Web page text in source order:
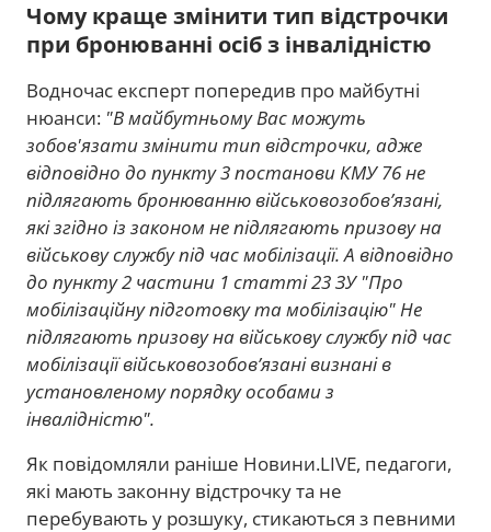
Чому краще змінити тип відстрочки
при бронюванні осіб з інвалідністю
Водночас експерт попередив про майбутні
нюанси: "В майбутньому Вас можуть
зобов'язати змінити тип відстрочки, адже
відповідно до пункту 3 постанови КМУ 76 не
підлягають бронюванню військовозобов’язані,
які згідно із законом не підлягають призову на
військову службу під час мобілізації. А відповідно
до пункту 2 частини 1 статті 23 ЗУ "Про
мобілізаційну підготовку та мобілізацію" Не
підлягають призову на військову службу під час
мобілізації військовозобов’язані визнані в
установленому порядку особами з
інвалідністю".
Як повідомляли раніше Новини.LIVE, педагоги,
які мають законну відстрочку та не
перебувають у розшуку, стикаються з певними